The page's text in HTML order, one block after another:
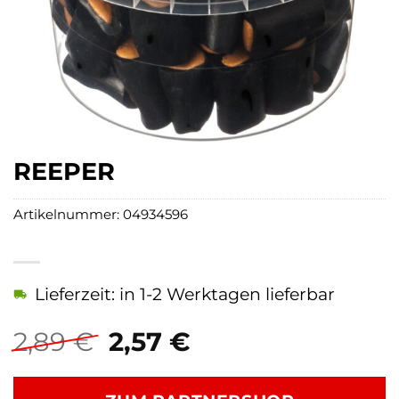
REEPER
2,89€ Ursprünglicher
Preis
war:
2,57 €Aktueller
ist:
Lieferzeit: in 1-2 Werktagen lieferbar
Artikelnummer: 04934596